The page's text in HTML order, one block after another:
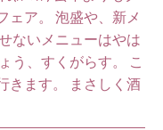
ェア。 泡盛や、新メ
ないメニューはやは
う、すくがらす。 こ
きます。 まさしく酒